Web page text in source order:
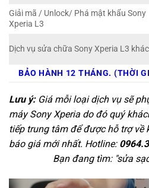
Giải mã / Unlock/ Phá mật khẩu Sony
Xperia L3
Dịch vụ sửa chữa Sony Xperia L3 khác
BẢO HÀNH 12 THÁNG. (THỜI
Lưu ý:Giá mỗi loại dịch vụ sẽ
máy Sony Xperia do đó quý
tiếp trung tâm để được hỗ trợ
báo giá mới nhất. Hotline:
Bạn đang tìm: "sửa